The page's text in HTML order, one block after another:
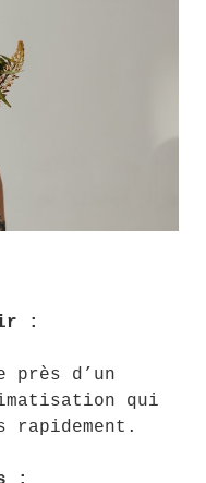
:
près d’un
qui
rapidement.